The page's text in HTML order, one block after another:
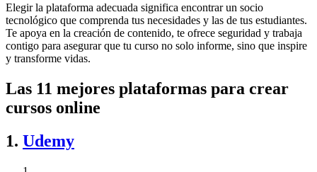
Elegir la plataforma adecuada significa encontrar un socio
tecnológico que comprenda tus necesidades y las de tus estudiantes.
Te apoya en la creación de contenido, te ofrece seguridad y trabaja
contigo para asegurar que tu curso no solo informe, sino que inspire
y transforme vidas.
Las 11 mejores plataformas para crear
cursos online
1. Udemy